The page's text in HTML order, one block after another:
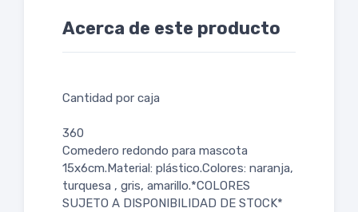
Acerca de este producto
Cantidad por caja
360
Comedero redondo para mascota
15x6cm.Material: plástico.Colores: naranja,
turquesa , gris, amarillo.*COLORES
SUJETO A DISPONIBILIDAD DE STOCK*